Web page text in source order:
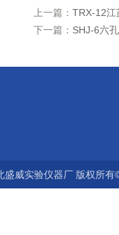
上一篇： TRX-12江
下一篇： SHJ-6六
盛威实验仪器厂 版权所